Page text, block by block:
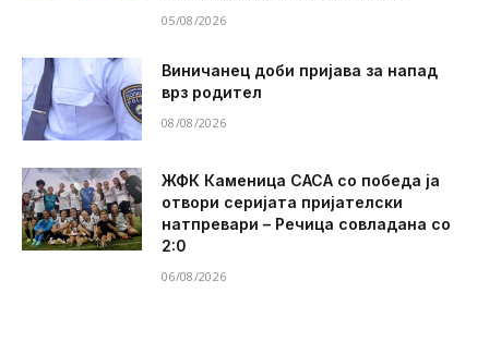
05/08/2026
Виничанец доби пријава за напад
врз родител
08/08/2026
ЖФК Каменица САСА со победа ја
отвори серијата пријателски
натпревари – Речица совладана со
2:0
06/08/2026